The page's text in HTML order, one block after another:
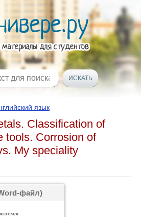
язык
Classification of
tools. Corrosion of
My speciality
файл)